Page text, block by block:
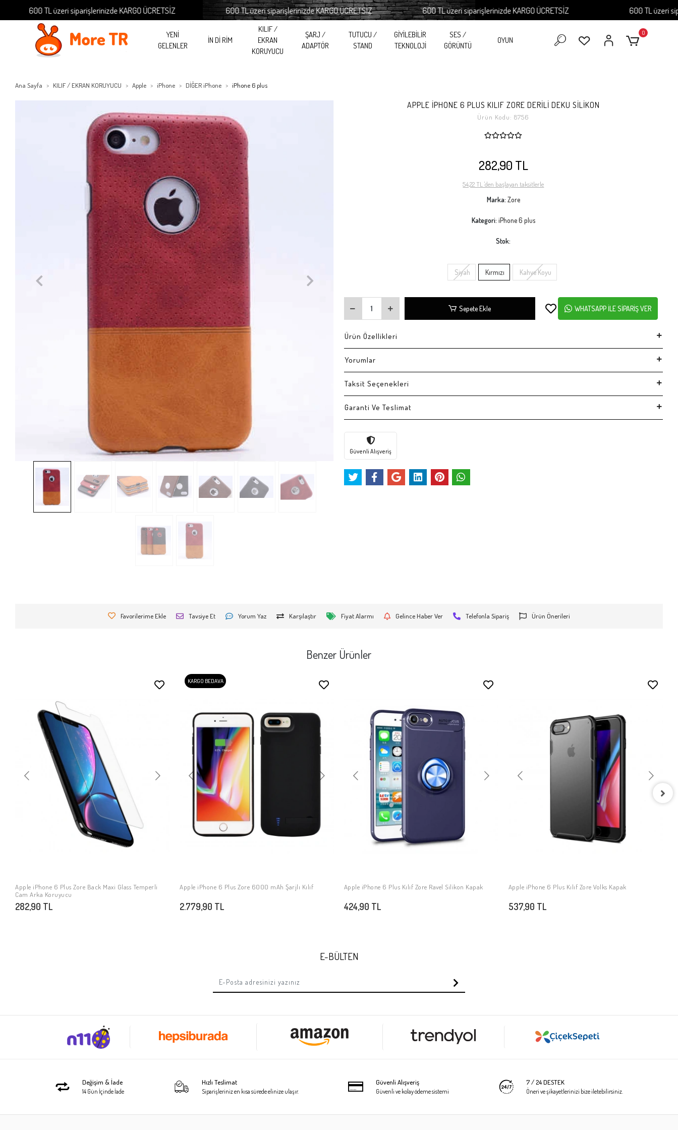
600 TL üzeri siparişlerinizde KARGO ÜCRETSİZ 600 TL üzeri siparişlerinizde KARGO ÜCRETSİZ 600 TL üzeri siparişlerinizde KARGO ÜCRETSİZ 600 TL üzeri
YENİ
GELENLER
İN Dİ RİM
KILIF /
EKRAN
KORUYUCU
ŞARJ /
ADAPTÖR
TUTUCU /
STAND
GİYİLEBİLİR
TEKNOLOJİ
SES /
GÖRÜNTÜ
OYUN
0
Ana Sayfa KILIF / EKRAN KORUYUCU Apple iPhone DİĞER iPhone iPhone 6 plus
APPLE İPHONE 6 PLUS KILIF ZORE DERİLİ DEKU SİLİKON
Ürün Kodu:8756
282,90 TL
54,22 TL 'den başlayan taksitlerle
Marka: Zore
Kategori: iPhone 6 plus
Stok:
Siyah Kırmızı Kahve Koyu
Sepete Ekle WHATSAPP İLE SİPARİŞ VER
Ürün Özellikleri
Yorumlar
Taksit Seçenekleri
Garanti Ve Teslimat
Güvenli Alışveriş
Favorilerime Ekle Tavsiye Et Yorum Yaz Karşılaştır Fiyat Alarmı Gelince Haber Ver Telefonla Sipariş Ürün Önerileri
Benzer Ürünler
SEPETE EKLE
Apple iPhone 6 Plus Zore Back Maxi Glass Temperli
Cam Arka Koruyucu
282,90 TL
KARGO BEDAVA
SEPETE EKLE
Apple iPhone 6 Plus Zore 6000 mAh Şarjlı Kılıf
2.779,90 TL
SEPETE EKLE
Apple iPhone 6 Plus Kılıf Zore Ravel Silikon Kapak
424,90 TL
SEPETE EKLE
Apple iPhone 6 Plus Kılıf Zore Volks Kapak
537,90 TL
E-BÜLTEN
Değişim & İade
14 Gün İçinde İade
Hızlı Teslimat
Siparişleriniz en kısa sürede elinize ulaşır.
Güvenli Alışveriş
Güvenli ve kolay ödeme sistemi
7 / 24 DESTEK
Öneri ve şikayetlerinizi bize iletebilirsiniz.